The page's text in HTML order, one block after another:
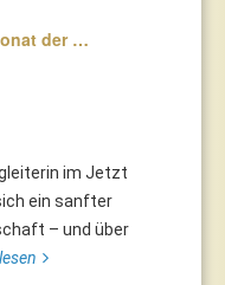
der …
im Jetzt
ein sanfter
– und über